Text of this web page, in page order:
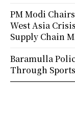
PM Modi
West Asia
Supply Chain
Baramulla
Through